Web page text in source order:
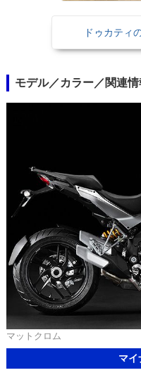
速度を測定することでトータル
た。2017年モデルまで設定さ
ドゥカティ
モデル／カラー／関連情
マットクロム
マイ